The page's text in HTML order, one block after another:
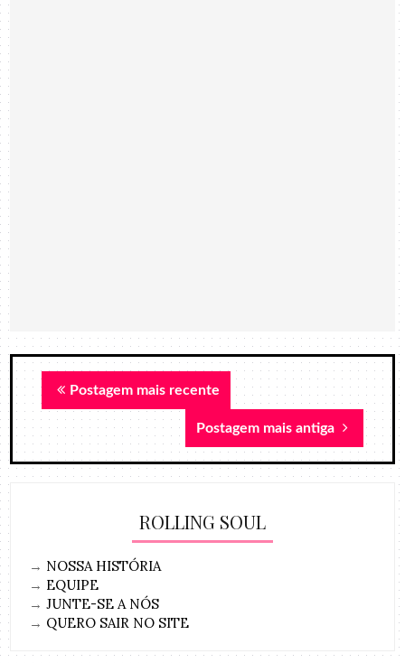
Postagem mais recente
Postagem mais antiga
ROLLING SOUL
→ NOSSA HISTÓRIA
→ EQUIPE
→JUNTE-SE A NÓS
→ QUERO SAIR NO SITE